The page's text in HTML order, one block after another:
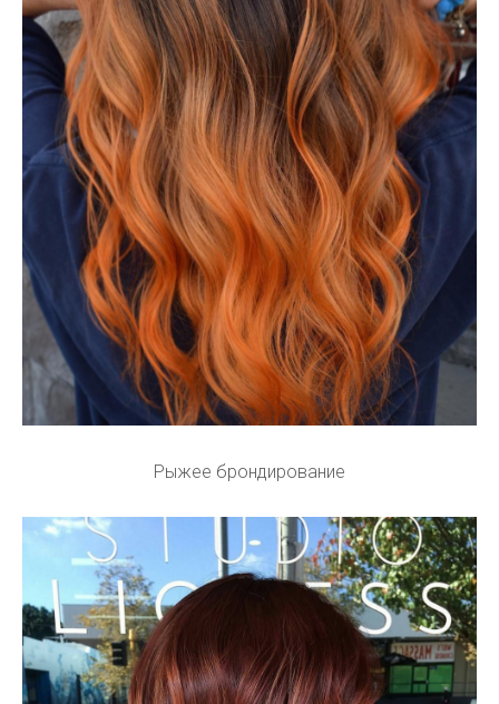
Рыжее брондирование